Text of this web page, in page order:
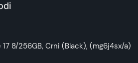
8/256GB, Crni (Black), (mg6j4sx/a)